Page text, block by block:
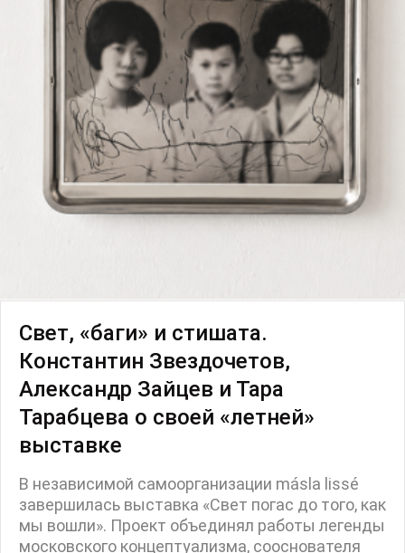
Свет, «баги» и стишата.
Константин Звездочетов,
Александр Зайцев и Тара
Тарабцева о своей «летней»
выставке
В независимой самоорганизации másla lissé
завершилась выставка «Свет погас до того, как
мы вошли». Проект объединял работы легенды
московского концептуализма, сооснователя